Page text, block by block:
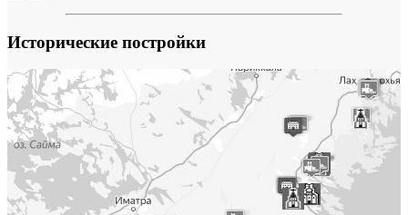
Исторические постройки